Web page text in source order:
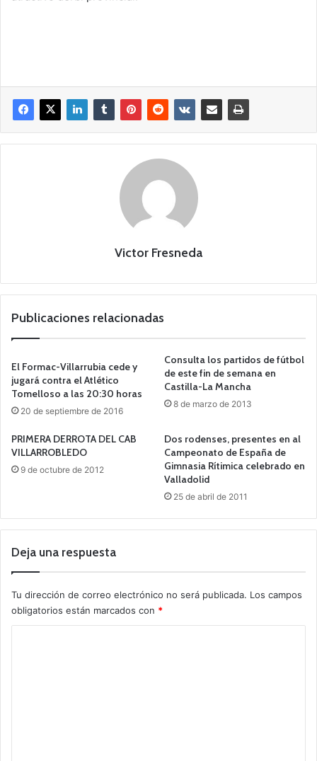
Victor Fresneda
Publicaciones relacionadas
El Formac-Villarrubia cede y
jugará contra el Atlético
Tomelloso a las 20:30 horas
20 de septiembre de 2016
Consulta los partidos de fútbol
de este fin de semana en
Castilla-La Mancha
8 de marzo de 2013
PRIMERA DERROTA DEL CAB
VILLARROBLEDO
9 de octubre de 2012
Dos rodenses, presentes en al
Campeonato de España de
Gimnasia Rítimica celebrado en
Valladolid
25 de abril de 2011
Deja una respuesta
Tu dirección de correo electrónico no será publicada. Los campos
obligatorios están marcados con *